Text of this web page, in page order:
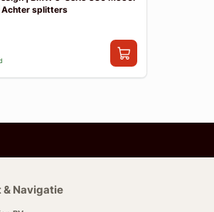
Achter splitters
& Navigatie